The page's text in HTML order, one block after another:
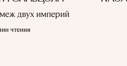
двух империй
чтения